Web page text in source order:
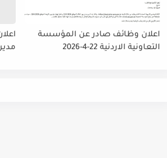
اعلان وظائف صادر عن المؤسسة
التعاونية الاردنية 22-4-2026